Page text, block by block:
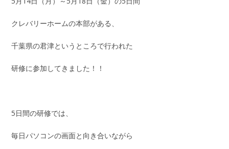
クレバリーホームの本部がある、
千葉県の君津というところで行われた
研修に参加してきました！！
5日間の研修では、
毎日パソコンの画面と向き合いながら